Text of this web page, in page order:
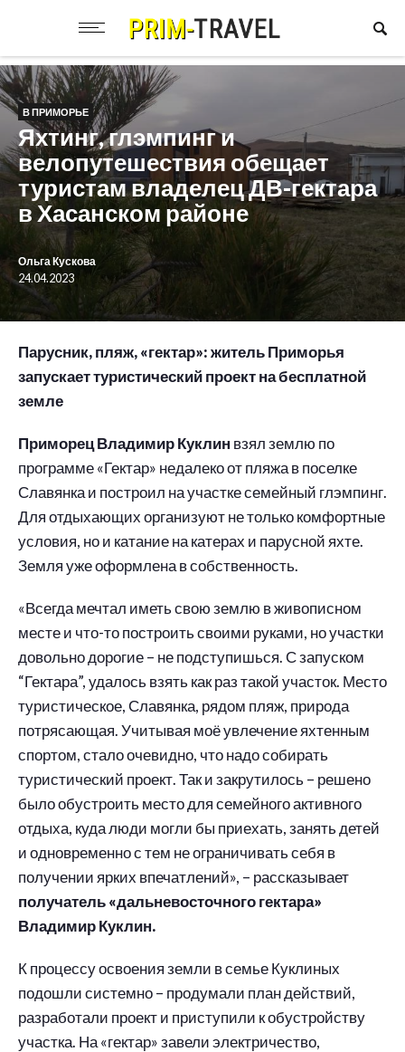
В ПРИМОРЬЕ
Яхтинг, глэмпинг и
велопутешествия обещает
туристам владелец ДВ-гектара
в Хасанском районе
Ольга Кускова
24.04.2023
Парусник, пляж, «гектар»: житель Приморья
запускает туристический проект на бесплатной
земле
Приморец Владимир Куклин взял землю по
программе «Гектар» недалеко от пляжа в поселке
Славянка и построил на участке семейный глэмпинг.
Для отдыхающих организуют не только комфортные
условия, но и катание на катерах и парусной яхте.
Земля уже оформлена в собственность.
«Всегда мечтал иметь свою землю в живописном
месте и что-то построить своими руками, но участки
довольно дорогие – не подступишься. С запуском
“Гектара”, удалось взять как раз такой участок. Место
туристическое, Славянка, рядом пляж, природа
потрясающая. Учитывая моё увлечение яхтенным
спортом, стало очевидно, что надо собирать
туристический проект. Так и закрутилось – решено
было обустроить место для семейного активного
отдыха, куда люди могли бы приехать, занять детей
и одновременно с тем не ограничивать себя в
получении ярких впечатлений», – рассказывает
получатель «дальневосточного гектара»
Владимир Куклин.
К процессу освоения земли в семье Куклиных
подошли системно – продумали план действий,
разработали проект и приступили к обустройству
участка. На «гектар» завели электричество,